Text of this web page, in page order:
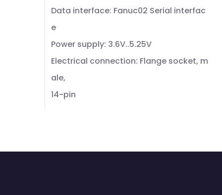
Data interface: Fanuc02 Serial interfac
e
Power supply: 3.6V..5.25V
Electrical connection: Flange socket, m
ale,
14-pin